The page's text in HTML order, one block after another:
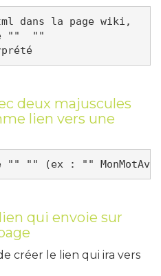
dans la page wiki,
""
""
deux majuscules
lien vers une
"" (ex : ""
qui envoie sur
créer le lien qui ira vers